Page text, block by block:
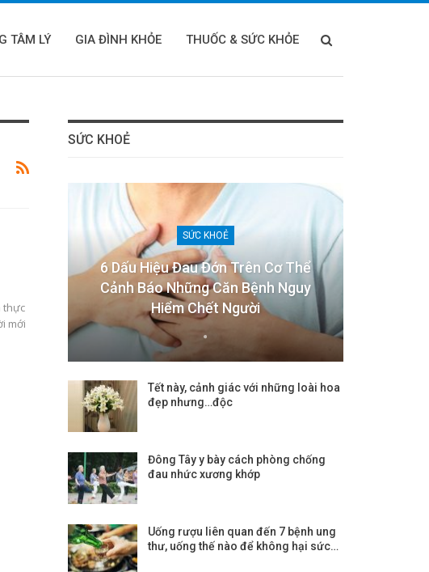
TÂM LÝ GIA ĐÌNH KHỎE THUỐC & SỨC KHỎE
thực
mới
SỨC KHOẺ
SỨC KHOẺ
6 Dấu Hiệu Đau Đớn Trên Cơ Thể
Cảnh Báo Những Căn Bệnh Nguy
Hiểm Chết Người
Tết này, cảnh giác với những loài hoa
đẹp nhưng…độc
Đông Tây y bày cách phòng chống
đau nhức xương khớp
Uống rượu liên quan đến 7 bệnh ung
thư, uống thế nào để không hại sức…